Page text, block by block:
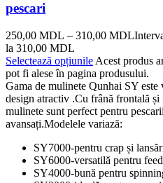
pescari
250,00 MDL – 310,00 MDL
la 310,00 MDL
Selectează opțiunile Acest produs
pot fi alese în pagina produsului.
Gama de mulinete Qunhai SY este
design atractiv .Cu frână frontală
mulinete sunt perfect pentru
avansați.Modelele variază:
SY7000-pentru crap și
SY6000-versatilă pentru
SY4000-bună pentru